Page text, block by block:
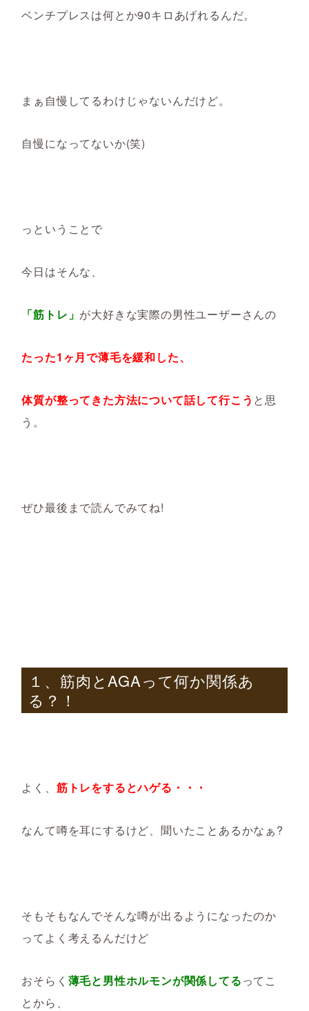
ベンチプレスは何とか90キロあげれるんだ。
まぁ自慢してるわけじゃないんだけど。
自慢になってないか(笑)
っということで
今日はそんな、
「筋トレ」 が大好きな実際の男性ユーザーさんの
たった1ヶ月で薄毛を緩和した、
体質が整ってきた方法について話して行こう と思
う。
ぜひ最後まで読んでみてね!
１、筋肉とAGAって何か関係あ
る？！
よく、 筋トレをするとハゲる・・・
なんて噂を耳にするけど、聞いたことあるかなぁ?
そもそもなんでそんな噂が出るようになったのか
ってよく考えるんだけど
おそらく 薄毛と男性ホルモンが関係してるってこ
とから、